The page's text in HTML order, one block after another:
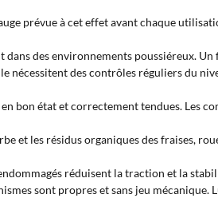
prévue à cet effet avant chaque
des environnements poussiéreux.
nécessitent des contrôles réguliers du
bon état et correctement tendues. Les
et les résidus organiques des fraises,
réduisent la traction et la
sont propres et sans jeu